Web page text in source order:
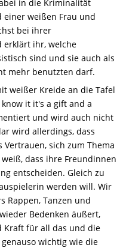
in die Kriminalität
einer weißen Frau und
bei ihrer
ihr, welche
sind und sie auch als
mehr benutzten darf.
weißer Kreide an die Tafel
it it's a gift and a
und wird auch nicht
wird allerdings, dass
sich zum Thema
dass ihre Freundinnen
entscheiden. Gleich zu
werden will. Wir
Rappen, Tanzen und
Bedenken äußert,
Kraft für all das und die
wichtig wie die